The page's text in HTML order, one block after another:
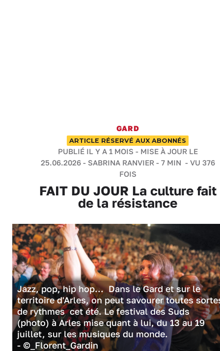
GARD
ARTICLE RÉSERVÉ AUX ABONNÉS
PUBLIÉ IL Y A 1 MOIS - MISE À JOUR LE
25.06.2026 - SABRINA RANVIER- 7 MIN - VU 376
FOIS
FAIT DU JOUR La culture fait
de la résistance
Jazz, pop, hip hop... Dans le Gard et sur le
territoire d'Arles, on peut savourer toutes
de rythmes cet été. Le festival des Suds
(photo) à Arles mise quant à lui, du 13 au 19
juillet, sur les musiques du monde.
- ©_Florent_Gardin